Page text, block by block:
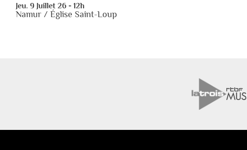
Jeu. 9 Juillet 26 - 12h
Namur / Église Saint-Loup